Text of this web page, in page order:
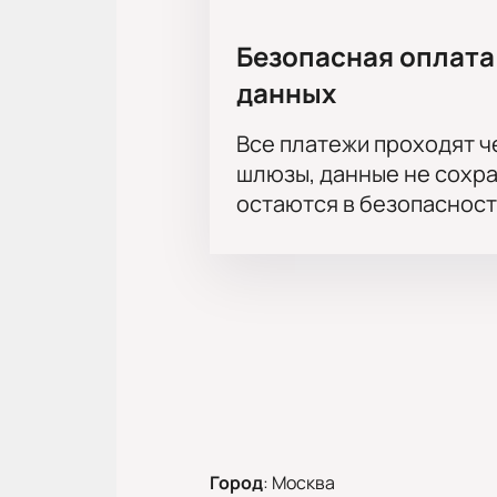
Безопасная
данных
Все платежи проходят
шлюзы, данные не
остаются в
Город: Москва